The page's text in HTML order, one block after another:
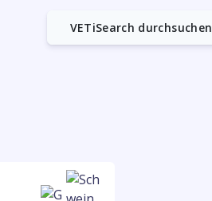
VETiSearch durchsuchen